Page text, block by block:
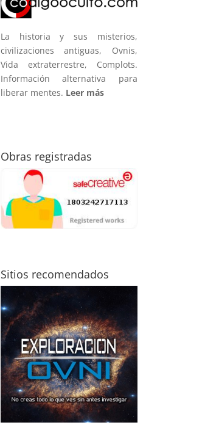
La historia y sus misterios,
civilizaciones antiguas, Ovnis,
Vida extraterrestre, Complots.
Información alternativa para
liberar mentes. Leer más
Obras registradas
Sitios recomendados